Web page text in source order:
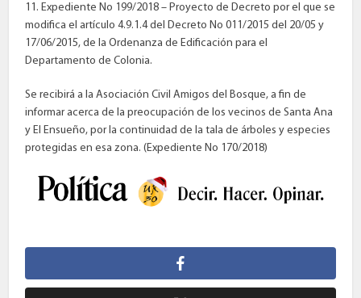
11. Expediente No 199/2018 – Proyecto de Decreto por el que se
modifica el artículo 4.9.1.4 del Decreto No 011/2015 del 20/05 y
17/06/2015, de la Ordenanza de Edificación para el
Departamento de Colonia.
Se recibirá a la Asociación Civil Amigos del Bosque, a fin de
informar acerca de la preocupación de los vecinos de Santa Ana
y El Ensueño, por la continuidad de la tala de árboles y especies
protegidas en esa zona. (Expediente No 170/2018)